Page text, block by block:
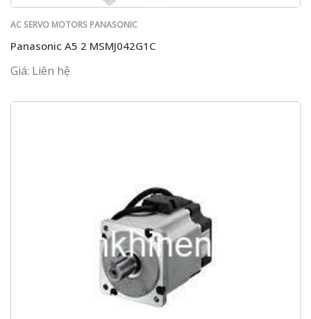
AC SERVO MOTORS PANASONIC
Panasonic A5 2 MSMJ042G1C
Giá: Liên hệ